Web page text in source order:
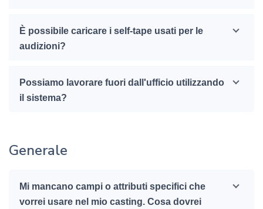
È possibile caricare i self-tape usati per le
audizioni?
Possiamo lavorare fuori dall'ufficio utilizzando
il sistema?
Generale
Mi mancano campi o attributi specifici che
vorrei usare nel mio casting. Cosa dovrei